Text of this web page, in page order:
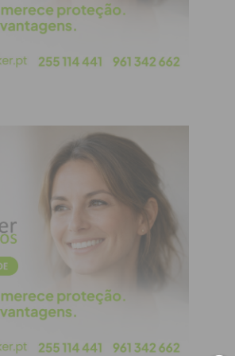
Primeira Liga.
decisivo de uma lenda do clube
. O antigo capitão e defesa-
uma era dourada em Cluj-
três campeonatos, três Taças e
da Roménia, regressou ao clube
assumir o cargo de diretor-
após ter terminado a
ao FC Paços de Ferreira.
na estrutura desportiva do